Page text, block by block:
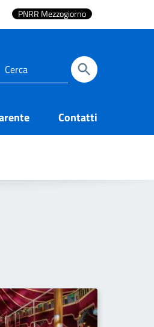
PNRR Mezzogiorno
Contatti